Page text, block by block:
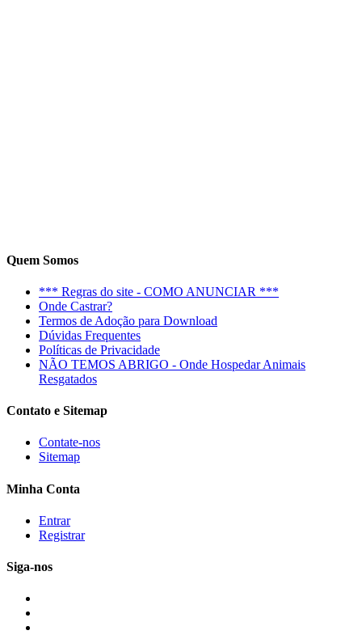
Quem Somos
*** Regras do site - COMO ANUNCIAR ***
Onde Castrar?
Termos de Adoção para Download
Dúvidas Frequentes
Políticas de Privacidade
NÃO TEMOS ABRIGO - Onde Hospedar Animais
Resgatados
Contato e Sitemap
Contate-nos
Sitemap
Minha Conta
Entrar
Registrar
Siga-nos